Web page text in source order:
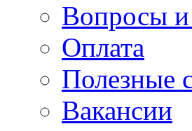
Вопросы и
Оплата
Полезные
Вакансии